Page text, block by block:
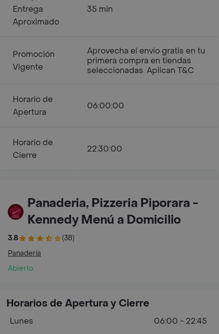
Entrega
Aproximado
35 min
Promoción
Vigente
Aprovecha el envío gratis en tu
primera compra en tiendas
seleccionadas. Aplican T&C
Horario de
Apertura
06:00:00
Horario de
Cierre
22:30:00
Panaderia, Pizzeria Piporara -
Kennedy Menú a Domicilio
3.8
(38)
Panadería
Abierto
Horarios de Apertura y Cierre
Lunes
06:00 - 22:45